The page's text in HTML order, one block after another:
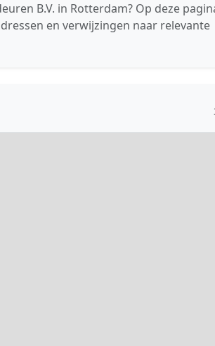
B.V. in Rotterdam? Op deze
en verwijzingen naar relevante